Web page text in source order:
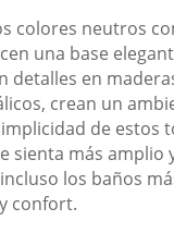
colores neutros
una base
detalles en
crean un
de estos
sienta más amplio
los baños
confort.